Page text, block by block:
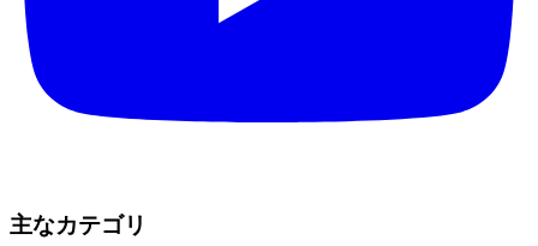
主なカテゴリ